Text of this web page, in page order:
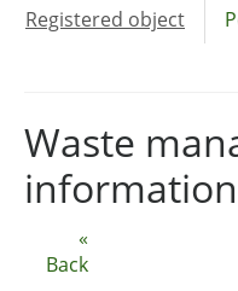
Registered object
«
Back
Waste
information